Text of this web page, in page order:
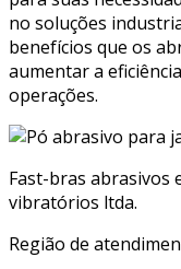
no soluções
benefícios que os
aumentar a
operações.
Fast-bras abrasivos
vibratórios ltda.
Região de